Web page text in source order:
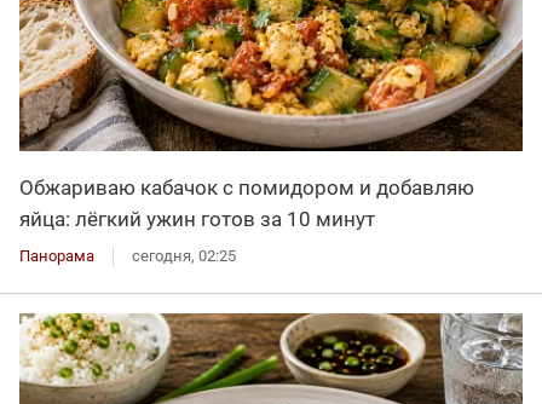
Обжариваю кабачок с помидором и добавляю
яйца: лёгкий ужин готов за 10 минут
Панорама сегодня, 02:25